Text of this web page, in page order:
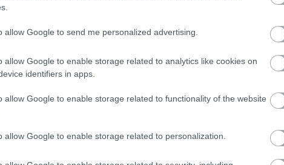
allow Google to send me personalized advertising.
allow Google to enable storage related to analytics like cookies on
identifiers in apps.
allow Google to enable storage related to functionality of the website
allow Google to enable storage related to personalization.